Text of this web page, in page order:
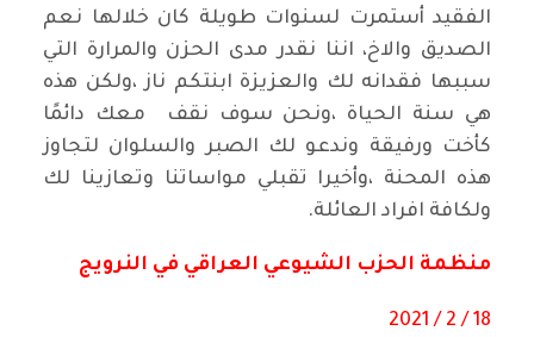
الفقيد أستمرت لسنوات طويلة كان خلالها نعم
الصديق والاخ، اننا نقدر مدى الحزن والمرارة التي
سببها فقدانه لك والعزيزة ابنتكم ناز ،ولكن هذه
هي سنة الحياة ،ونحن سوف نقف معك دائمًا
كأخت ورفيقة وندعو لك الصبر والسلوان لتجاوز
هذه المحنة ،وأخيرا تقبلي مواساتنا وتعازينا لك
ولكافة افراد العائلة.
منظمة الحزب الشيوعي العراقي في النرويج
18 / 2 / 2021